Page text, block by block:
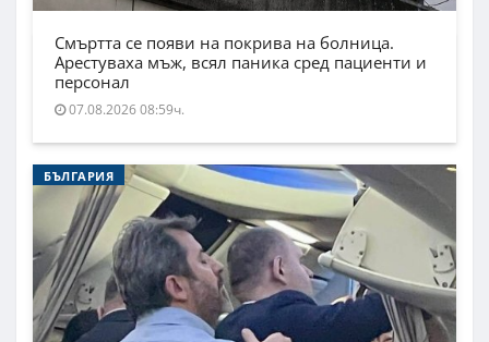
Смъртта се появи на покрива на болница.
Арестуваха мъж, всял паника сред пациенти и
персонал
07.08.2026 08:59ч.
БЪЛГАРИЯ